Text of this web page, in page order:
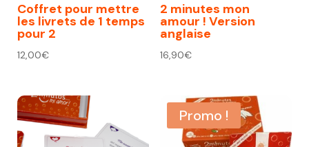
Coffret pour mettre
les livrets de 1 temps
pour 2
12,00€
2 minutes mon
amour ! Version
anglaise
16,90€
Promo !